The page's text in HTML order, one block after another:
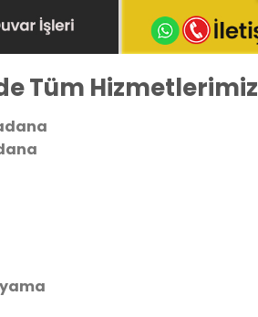
Tüm Hizmetlerimiz